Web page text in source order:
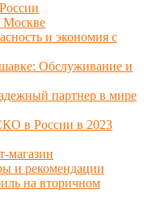
Москве
и экономия с
Обслуживание и
партнер в мире
в России в 2023
магазин
и рекомендации
на вторичном